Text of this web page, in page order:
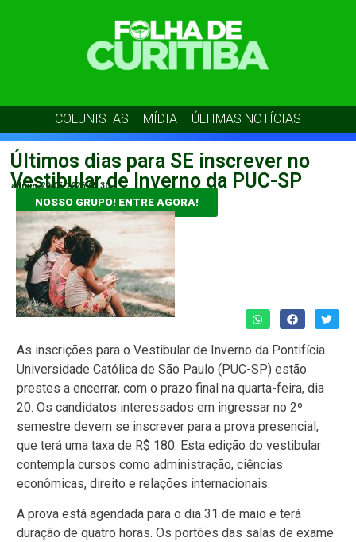
COLUNISTAS MÍDIA ÚLTIMAS NOTÍCIAS
Últimos dias para SE inscrever no
Vestibular de Inverno da PUC-SP
admin 20/05/2026 05:30
NOSSO GRUPO! ENTRE AGORA!
As inscrições para o Vestibular de Inverno da Pontifícia
Universidade Católica de São Paulo (PUC-SP) estão
prestes a encerrar, com o prazo final na quarta-feira, dia
20. Os candidatos interessados em ingressar no 2º
semestre devem se inscrever para a prova presencial,
que terá uma taxa de R$ 180. Esta edição do vestibular
contempla cursos como administração, ciências
econômicas, direito e relações internacionais.
A prova está agendada para o dia 31 de maio e terá
duração de quatro horas. Os portões das salas de exame